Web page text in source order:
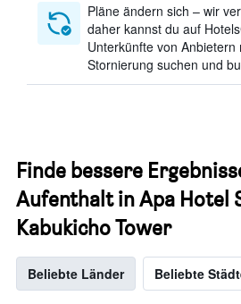
Pläne ändern sich – wir
daher kannst du auf
Unterkünfte von Anbietern
Stornierung suchen und
Finde bessere
Aufenthalt in Apa Hotel
Kabukicho Tower
Beliebte Länder Beliebte